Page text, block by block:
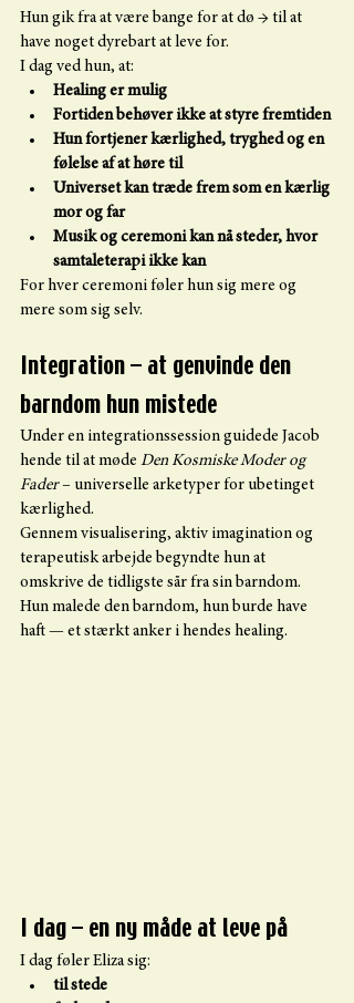
Hun gik fra at være bange for at dø → til at
have noget dyrebart at leve for.
I dag ved hun, at:
Healing er mulig
Fortiden behøver ikke at styre fremtiden
Hun fortjener kærlighed, tryghed og en
følelse af at høre til
Universet kan træde frem som en kærlig
mor og far
Musik og ceremoni kan nå steder, hvor
samtaleterapi ikke kan
For hver ceremoni føler hun sig mere og
mere som sig selv.
Integration – at genvinde den
barndom hun mistede
Under en integrationssession guidede Jacob
hende til at møde Den Kosmiske Moder og
Fader – universelle arketyper for ubetinget
kærlighed.
Gennem visualisering, aktiv imagination og
terapeutisk arbejde begyndte hun at
omskrive de tidligste sår fra sin barndom.
Hun malede den barndom, hun burde have
haft — et stærkt anker i hendes healing.
I dag – en ny måde at leve på
I dag føler Eliza sig:
til stede